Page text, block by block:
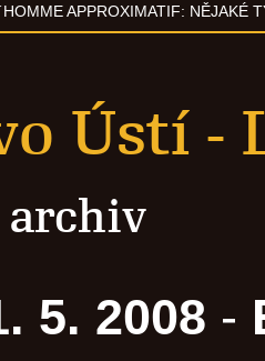
APPROXIMATIF: NĚJAKÉ
Ústí -
archiv
5. 2008 -